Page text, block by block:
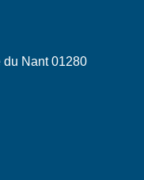
du Nant 01280